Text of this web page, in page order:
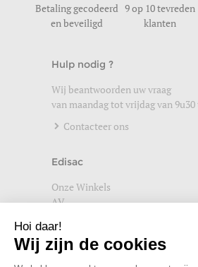
Betaling gecodeerd
en beveiligd
9 op 10 tevreden
klanten
Hulp nodig ?
Wij beantwoorden uw vraag
van maandag tot vrijdag van 9u30
Contacteer ons
Edisac
Onze Winkels
AV
Wettelijke vermeldingen
Privacybeleid